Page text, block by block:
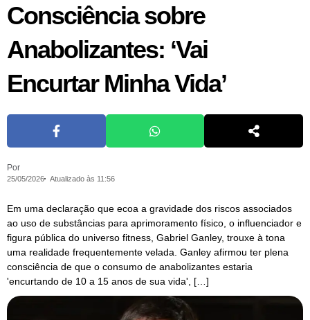
Consciência sobre
Anabolizantes: ‘Vai
Encurtar Minha Vida’
Por
25/05/2026 Atualizado às 11:56
Em uma declaração que ecoa a gravidade dos riscos associados
ao uso de substâncias para aprimoramento físico, o influenciador e
figura pública do universo fitness, Gabriel Ganley, trouxe à tona
uma realidade frequentemente velada. Ganley afirmou ter plena
consciência de que o consumo de anabolizantes estaria
'encurtando de 10 a 15 anos de sua vida', […]